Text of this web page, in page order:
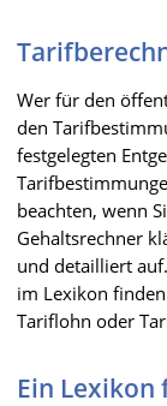
Wer für den
den
festgelegten
beachten, wenn
Gehaltsrechner
und detailliert
im Lexikon
Tariflohn oder
Ein Lexikon